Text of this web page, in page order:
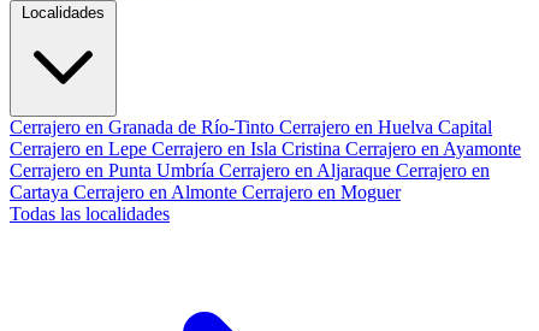
Localidades
Cerrajero en Granada de Río-Tinto Cerrajero en Huelva Capital
Cerrajero en Lepe Cerrajero en Isla Cristina Cerrajero en Ayamonte
Cerrajero en Punta Umbría Cerrajero en Aljaraque Cerrajero en
Cartaya Cerrajero en Almonte Cerrajero en Moguer
Todas las localidades